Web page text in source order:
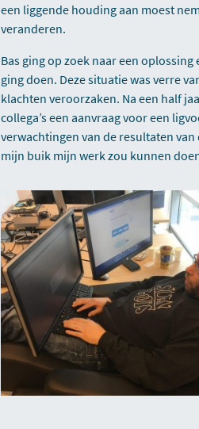
een liggende houding aan moest
veranderen.
Bas ging op zoek naar een
ging doen. Deze situatie was verre
klachten veroorzaken. Na een half
collega’s een aanvraag voor een
verwachtingen van de resultaten
mijn buik mijn werk zou kunnen